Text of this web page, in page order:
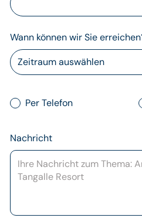
Wann können wir Sie
Per Telefon
Nachricht